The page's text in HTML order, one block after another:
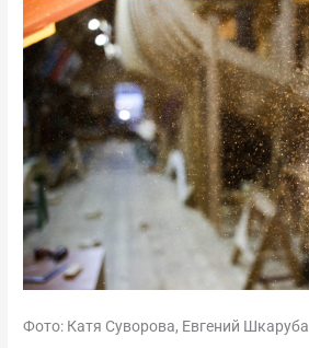
Фото: Катя Суворова, Евгений Шкаруба